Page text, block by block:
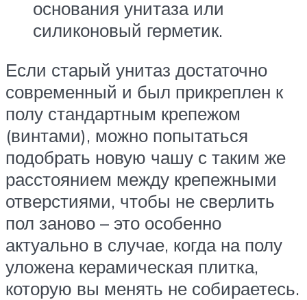
основания унитаза или
силиконовый герметик.
Если старый унитаз достаточно
современный и был прикреплен к
полу стандартным крепежом
(винтами), можно попытаться
подобрать новую чашу с таким же
расстоянием между крепежными
отверстиями, чтобы не сверлить
пол заново – это особенно
актуально в случае, когда на полу
уложена керамическая плитка,
которую вы менять не собираетесь.